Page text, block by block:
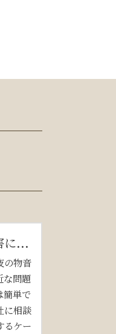
に...
の物音
な問題
簡単で
に相談
るケー